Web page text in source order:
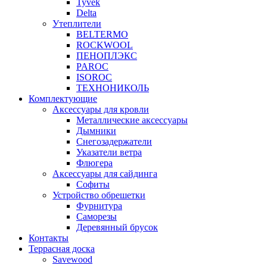
Delta
Утеплители
BELTERMO
ROCKWOOL
ПЕНОПЛЭКС
PAROC
ISOROC
ТЕХНОНИКОЛЬ
Комплектующие
Аксессуары для кровли
Металлические аксессуары
Дымники
Снегозадержатели
Указатели ветра
Флюгера
Аксессуары для сайдинга
Софиты
Устройство обрешетки
Фурнитура
Саморезы
Деревянный брусок
Контакты
Террасная доска
Savewood